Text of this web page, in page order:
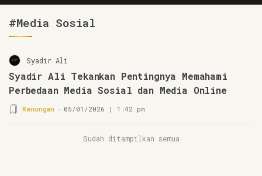
#Media Sosial
Syadir Ali
Syadir Ali Tekankan Pentingnya Memahami
Perbedaan Media Sosial dan Media Online
Renungan 05/01/2026 | 1:42 pm
Sudah ditampilkan semua